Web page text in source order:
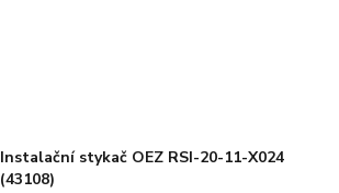
Instalační stykač OEZ RSI-20-11-X024
(43108)